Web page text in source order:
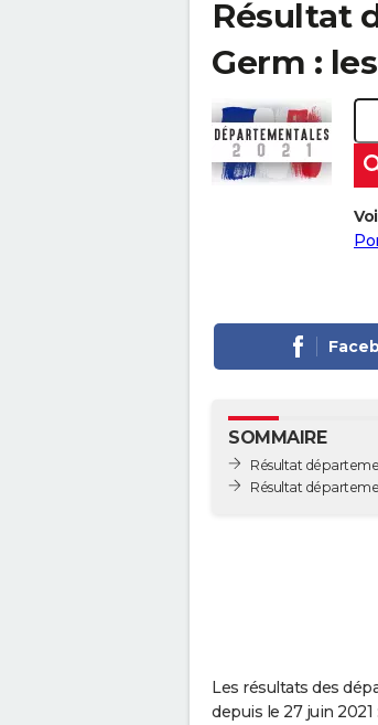
Résultat
Germ :
SOMMAIRE
Résultat
Résultat
Les résultats des
depuis le 27 juin